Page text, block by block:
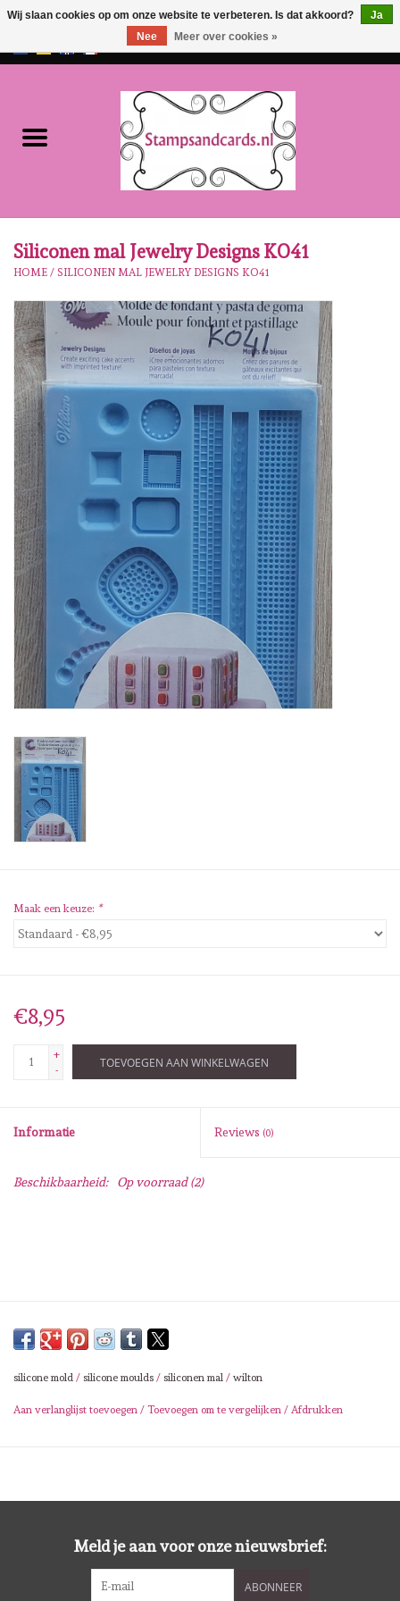
EUR/GBP
NIEUW!!
Workshops
Onze Merken
Mallen
Stempels
Stempelinkt
Stempelaccesoires
Papier (blokjes) &
Embellishments
Embellishment/bedeltjes
Mixed Media
Diversen
Inkleurbenodigdheden
Lijm/ tape
Gereedschap
Impronte D'autore
Siliconen mal Jewelry Designs KO41
HOME / SILICONEN MAL JEWELRY DESIGNS KO41
Maak een keuze: *
€8,95
+
-
TOEVOEGEN AAN WINKELWAGEN
Informatie Reviews (0)
Beschikbaarheid: Op voorraad(2)
silicone mold / silicone moulds / siliconen mal / wilton
Aan verlanglijst toevoegen / Toevoegen om te vergelijken / Afdrukken
Meld je aan voor onze nieuwsbrief:
ABONNEER
Wij slaan cookies op om onze website te verbeteren. Is dat akkoord?
Ja
Nee
Meer over cookies »